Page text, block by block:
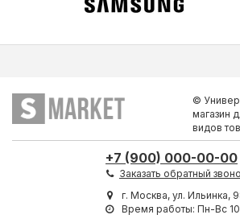
©
магазин
видов
+7 (900) 000-00-00
Заказать обратный
г. Москва, ул. Ильинка,
Время работы: Пн-Вс